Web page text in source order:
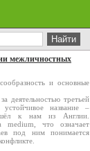
межличностных
и основные
деятельностью третьей
название –
к нам из Англии.
medium, что означает
под ним понимается